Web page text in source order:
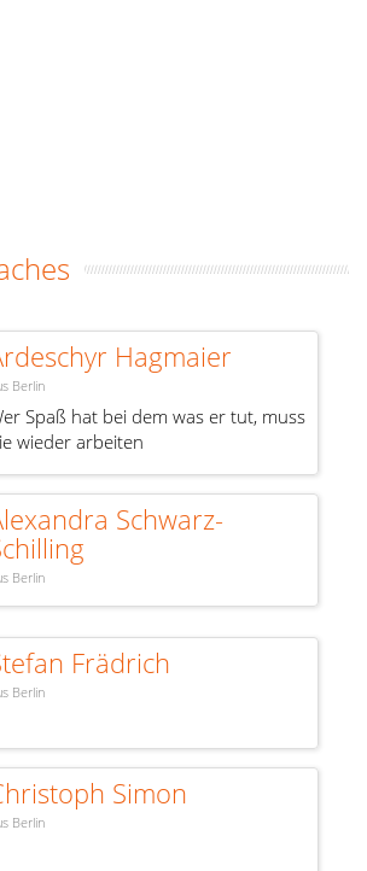
Hagmaier
Berlin
Spaß hat bei dem was er tut, muss
wieder arbeiten
Schwarz-
Berlin
Frädrich
Berlin
Simon
Berlin